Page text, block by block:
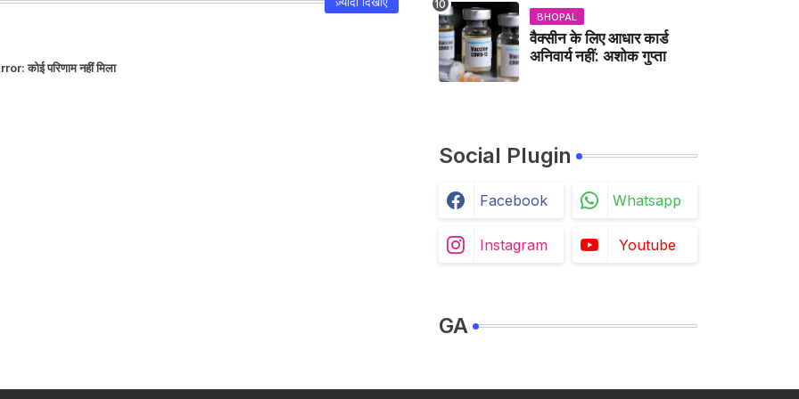
कोई परिणाम नहीं मिला
BHOPAL
वैक्सीन के लिए आधार कार्ड
अनिवार्य नहीं: अशोक गुप्ता
Social Plugin
Facebook Whatsapp
Instagram Youtube
GA